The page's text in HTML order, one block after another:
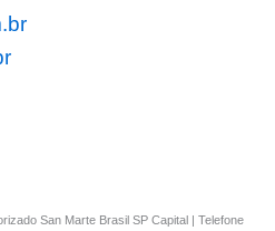
San Marte Brasil SP Capital | Telefone